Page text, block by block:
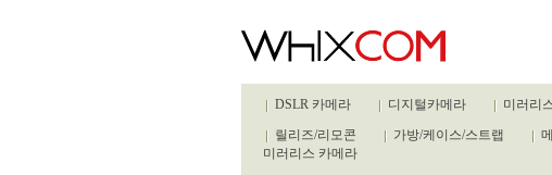
DSLR 카메라 디지털카메라 미러리
릴리즈/리모콘
가방/케이스/스트랩
미러리스 카메라